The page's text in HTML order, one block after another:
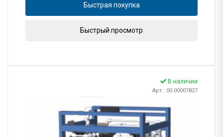
Быстрая покупка
Быстрый просмотр
В наличии
Арт.: 00.00007827